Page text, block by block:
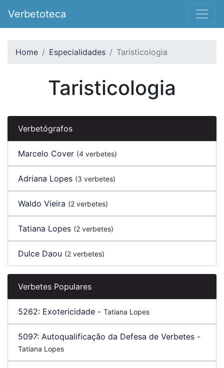
Verbetoteca
Home Especialidades Taristicologia
Taristicologia
Verbetógrafos
Marcelo Cover (4 verbetes)
Adriana Lopes (3 verbetes)
Waldo Vieira (2 verbetes)
Tatiana Lopes (2 verbetes)
Dulce Daou (2 verbetes)
Verbetes Populares
5262: Exotericidade - Tatiana Lopes
5097: Autoqualificação da Defesa de Verbetes -
Tatiana Lopes